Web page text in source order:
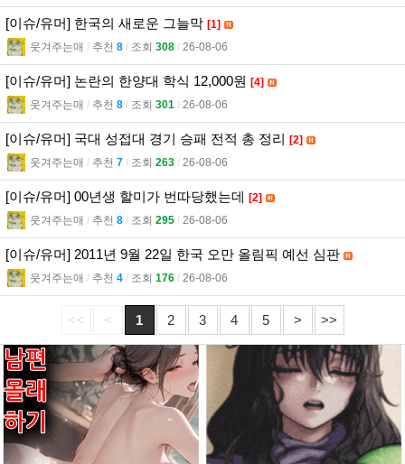
[이슈/유머] 한국의 새로운 그늘막 [1]
웃겨주는매 l 추천 8 l 조회 308 l 26-08-06
[이슈/유머] 논란의 한양대 학식 12,000원 [4]
웃겨주는매 l 추천 8 l 조회 301 l 26-08-06
[이슈/유머] 국대 성접대 경기 승패 전적 총 정리 [2]
웃겨주는매 l 추천 7 l 조회 263 l 26-08-06
[이슈/유머] 00년생 할미가 번따당했는데 [2]
웃겨주는매 l 추천 8 l 조회 295 l 26-08-06
[이슈/유머] 2011년 9월 22일 한국 오만 올림픽 예선 심판
웃겨주는매 l 추천 4 l 조회 176 l 26-08-06
<< < 1 2 3 4 5 > >>